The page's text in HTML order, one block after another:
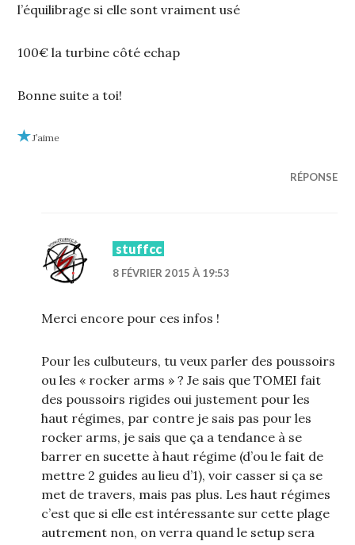
l’équilibrage si elle sont vraiment usé
100€ la turbine côté echap
Bonne suite a toi!
J’aime
RÉPONSE
stuffcc
8 FÉVRIER 2015 À 19:53
Merci encore pour ces infos !
Pour les culbuteurs, tu veux parler des poussoirs
ou les « rocker arms » ? Je sais que TOMEI fait
des poussoirs rigides oui justement pour les
haut régimes, par contre je sais pas pour les
rocker arms, je sais que ça a tendance à se
barrer en sucette à haut régime (d’ou le fait de
mettre 2 guides au lieu d’1), voir casser si ça se
met de travers, mais pas plus. Les haut régimes
c’est que si elle est intéressante sur cette plage
autrement non, on verra quand le setup sera